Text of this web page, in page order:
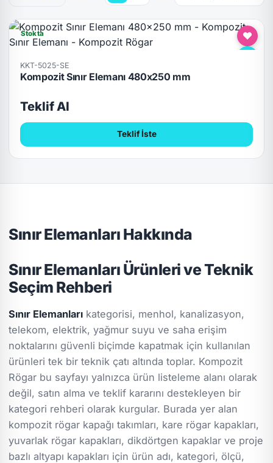
Stokta
KKT-5025-SE
Kompozit Sınır Elemanı 480x250 mm
Teklif Al
Teklif İste
Sınır Elemanları Hakkında
Sınır Elemanları Ürünleri ve Teknik
Seçim Rehberi
Sınır Elemanları kategorisi, menhol, kanalizasyon,
telekom, elektrik, yağmur suyu ve saha erişim
noktalarını güvenli biçimde kapatmak için kullanılan
ürünleri tek bir teknik çatı altında toplar. Kompozit
Rögar bu sayfayı yalnızca ürün listeleme alanı olarak
değil, satın alma ve teklif kararını destekleyen bir
kategori rehberi olarak kurgular. Burada yer alan
kompozit rögar kapağı takımları, kare rögar kapakları,
yuvarlak rögar kapakları, dikdörtgen kapaklar ve proje
bazlı altyapı kapakları için ürün adı, kategori, ölçü,